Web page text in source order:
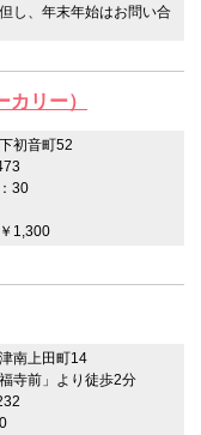
し、年末年始はお問い合
リー）
初音町52
30
1,300
南上田町14
寺前」より徒歩2分